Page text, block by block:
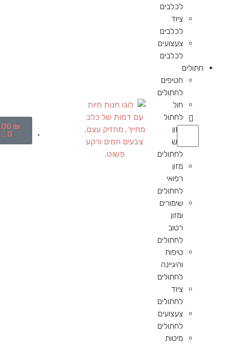
לכלבים
ציוד
לכלבים
צעצועים
לכלבים
חתולים
חטיפים
לחתולים
חול
לחתול
מזון
יבש
לחתולים
מזון
רפואי
לחתולים
שימורים
ומזון
רטוב
לחתולים
טיפוח
והיגיינה
לחתולים
ציוד
לחתולים
צעצועים
לחתולים
מיטות
₪
0